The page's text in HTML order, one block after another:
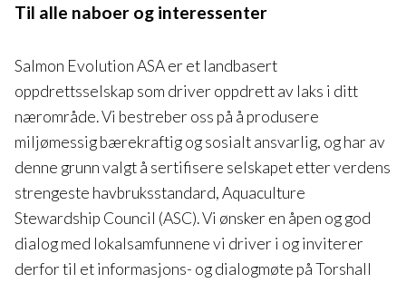
Til alle naboer og interessenter
Salmon Evolution ASA er et landbasert
oppdrettsselskap som driver oppdrett av laks i ditt
nærområde. Vi bestreber oss på å produsere
miljømessig bærekraftig og sosialt ansvarlig, og har av
denne grunn valgt å sertifisere selskapet etter verdens
strengeste havbruksstandard, Aquaculture
Stewardship Council (ASC). Vi ønsker en åpen og god
dialog med lokalsamfunnene vi driver i og inviterer
derfor til et informasjons- og dialogmøte på Torshall